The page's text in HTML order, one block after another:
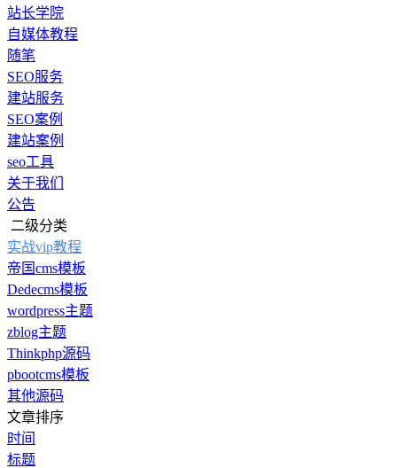
站长学院
自媒体教程
随笔
SEO服务
建站服务
SEO案例
建站案例
seo工具
关于我们
公告
二级分类
实战vip教程
帝国cms模板
Dedecms模板
wordpress主题
zblog主题
Thinkphp源码
pbootcms模板
其他源码
文章排序
时间
标题